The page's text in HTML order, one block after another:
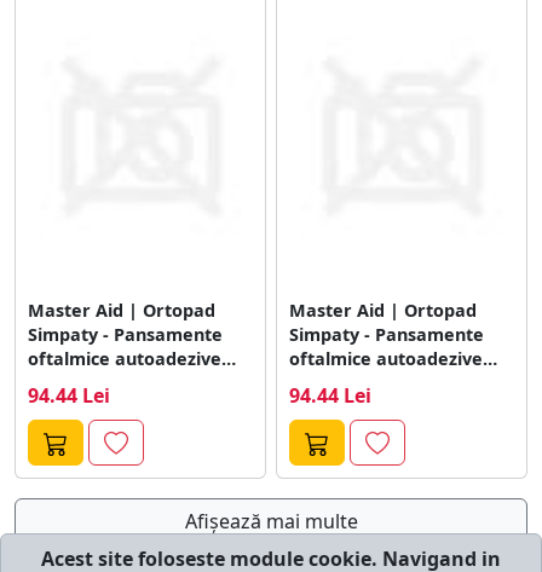
Master Aid | Ortopad
Simpaty - Pansamente
oftalmice autoadezive
94.44 Lei
Master Aid | Ortopad
Simpaty - Pansamente
oftalmice autoadezive
94.44 Lei
Afişează mai multe
Acest site foloseste module cookie. Navigand in